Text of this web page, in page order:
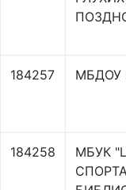
184257 МБДОУ
184258
МБУК